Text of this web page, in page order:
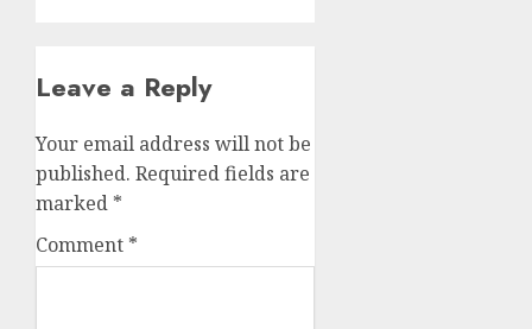
Leave a Reply
Your email address will not be
published. Required fields are
marked *
Comment *